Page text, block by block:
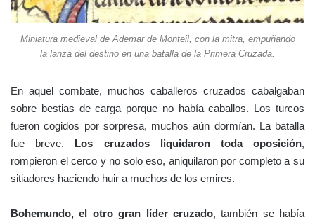
Miniatura medieval de Ademar de Monteil, con la mitra, empuñando
la lanza del destino en una batalla de la Primera Cruzada.
En aquel combate, muchos caballeros cruzados cabalgaban
sobre bestias de carga porque no había caballos. Los turcos
fueron cogidos por sorpresa, muchos aún dormían. La batalla
fue breve. Los cruzados liquidaron toda oposición,
rompieron el cerco y no solo eso, aniquilaron por completo a su
sitiadores haciendo huir a muchos de los emires.
Bohemundo, el otro gran líder cruzado, también se había